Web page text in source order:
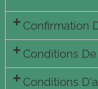
Confirmation
Conditions
Conditions